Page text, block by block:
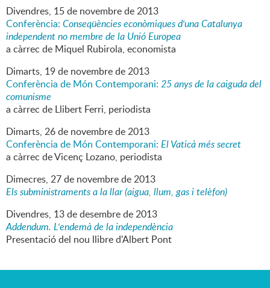
Divendres, 15de novembrede2013
Conferència: Conseqüències econòmiques d'una Catalunya
independent no membre de la Unió Europea
a càrrec de Miquel Rubirola, economista
Dimarts, 19de novembrede2013
Conferència de Món Contemporani: 25 anys de la caiguda del
comunisme
a càrrec de Llibert Ferri, periodista
Dimarts, 26de novembrede2013
Conferència de Món Contemporani: El Vaticà més secret
a càrrec de Vicenç Lozano, periodista
Dimecres, 27de novembrede2013
Els subministraments a la llar (aigua, llum, gas i telèfon)
Divendres, 13dedesembrede2013
Addendum. L'endemà de la independència
Presentació del nou llibre d'Albert Pont